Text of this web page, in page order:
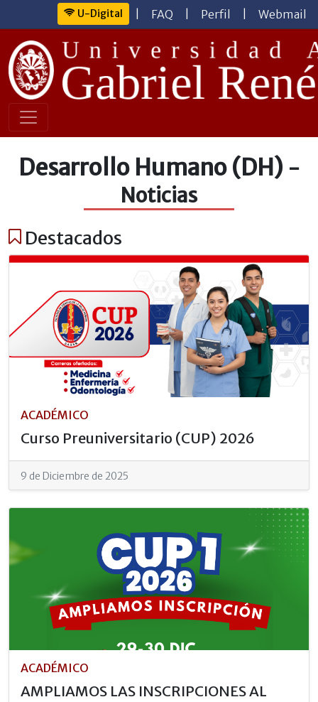
U-Digital FAQ Perfil Webmail
Desarrollo Humano (DH) -
Noticias
Destacados
ACADÉMICO
Curso Preuniversitario (CUP) 2026
9 de Diciembre de 2025
ACADÉMICO
AMPLIAMOS LAS INSCRIPCIONES AL